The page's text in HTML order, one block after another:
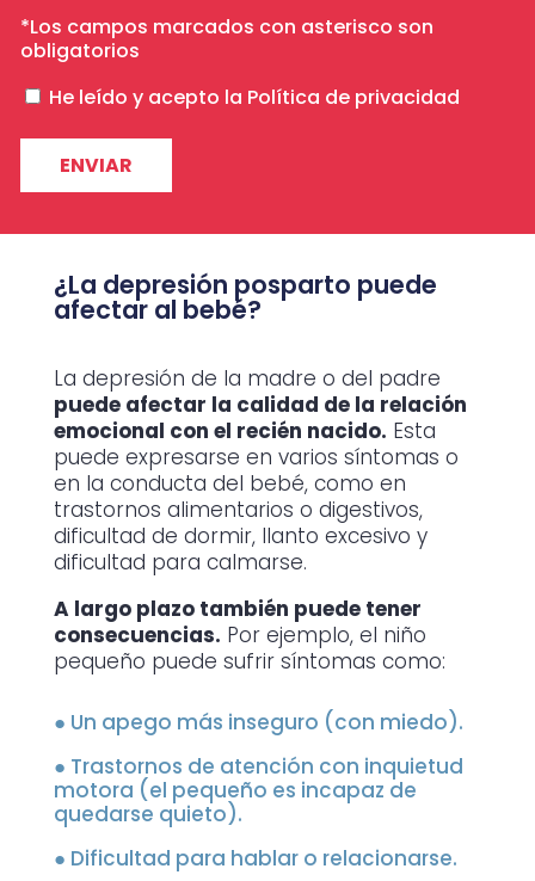
*Los campos marcados con asterisco son
obligatorios
P
r
a
o
He leído y acepto la Política de privacidad
¿La depresión posparto puede
afectar al bebé?
La depresión de la madre o del padre
puede afectar la calidad de la relación
emocional con el recién nacido. Esta
puede expresarse en varios síntomas o
en la conducta del bebé, como en
trastornos alimentarios o digestivos,
dificultad de dormir, llanto excesivo y
dificultad para calmarse.
A largo plazo también puede tener
consecuencias. Por ejemplo, el niño
pequeño puede sufrir síntomas como:
● Un apego más inseguro (con miedo).
● Trastornos de atención con inquietud
motora (el pequeño es incapaz de
quedarse quieto).
● Dificultad para hablar o relacionarse.